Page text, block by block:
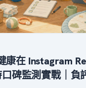
康在 Instagram
碑監測實戰｜負